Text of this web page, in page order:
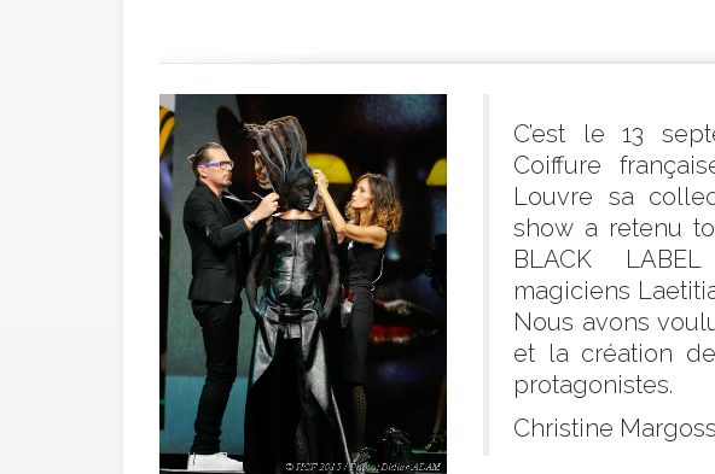
C’est le 13
Coiffure
Louvre sa
show a retenu
BLACK
magiciens
Nous avons
et la création
protagonistes.
Christine